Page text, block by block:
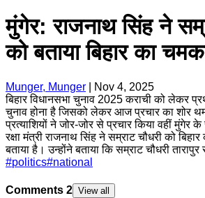
मुंगेर: राजनाथ सिंह ने
को बताया बिहार का
Munger, Munger
Nov 4, 2025
बिहार विधानसभा चुनाव 2025 कराची को लेकर
चुनाव होना है जिसको लेकर आज प्रचार का शोर
प्रत्याशियों ने जोर-जोर से प्रचार किया वहीं मुंगेर
रक्षा मंत्री राजनाथ सिंह ने सम्राट चौधरी को
बताया है। उन्होंने बताया कि सम्राट चौधरी
#politics#national
Comments 2 View all